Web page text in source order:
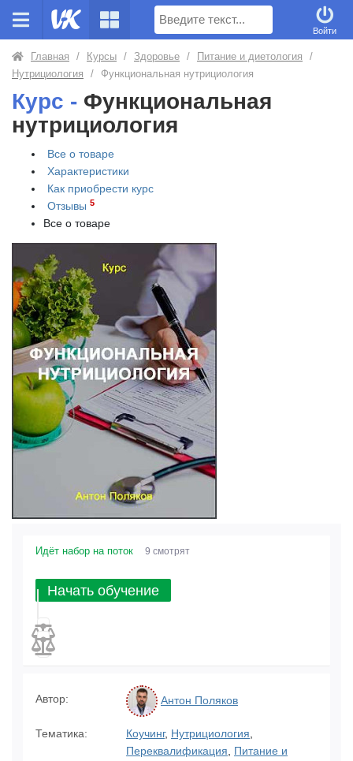
Поиск
Войти
Главная / Курсы / Здоровье / Питание и диетология
/
Нутрициология
/ Функциональная нутрициология
Курс - Функциональная
нутрициология
Все о товаре
Характеристики
Как приобрести курс
Отзывы 5
Все о товаре
Идёт набор на поток 9 смотрят
Начать обучение
Автор: Антон Поляков
Тематика: Коучинг, Нутрициология
Переквалификация
Питание и